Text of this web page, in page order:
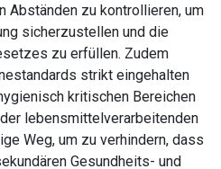
Abständen zu kontrollieren, um
sicherzustellen und die
zu erfüllen. Zudem
strikt eingehalten
kritischen Bereichen
lebensmittelverarbeitenden
Weg, um zu verhindern, dass
Gesundheits- und